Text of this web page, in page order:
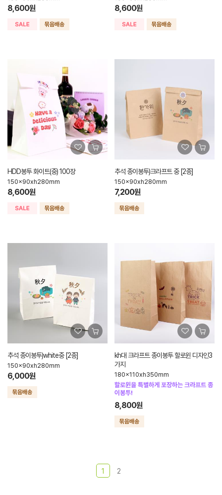
8,600원 8,600원
HDD봉투 화이트(중) 100장
150x90xh280mm
8,600원
추석 종이봉투)크라프트 중 [2종]
150x90xh280mm
7,200원
추석 종이봉투)white중 [2종]
150x90xh280mm
6,000원
kh대 크라프트 종이봉투 할로윈 디자인3
가지
180x110xh350mm
할로윈을 특별하게 포장하는 크라프트 종
이봉투!
8,800원
1 2